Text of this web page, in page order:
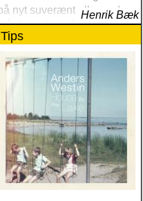
nyt suverænt album, der
er hans bedste
gennem tiderne
Henrik Bæk
Tips